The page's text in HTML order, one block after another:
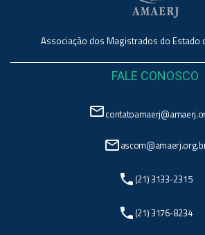
Associação dos Magistrados do Estado
FALE CONOSCO
mail_outline
mail_outline
phone (21) 3133-2315
phone (21) 3176-8234